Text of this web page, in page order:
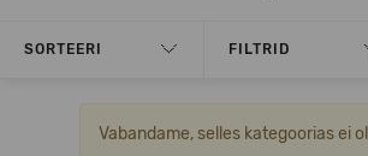
SORTEERI FILTRID
Vabandame, selles kategoorias ei